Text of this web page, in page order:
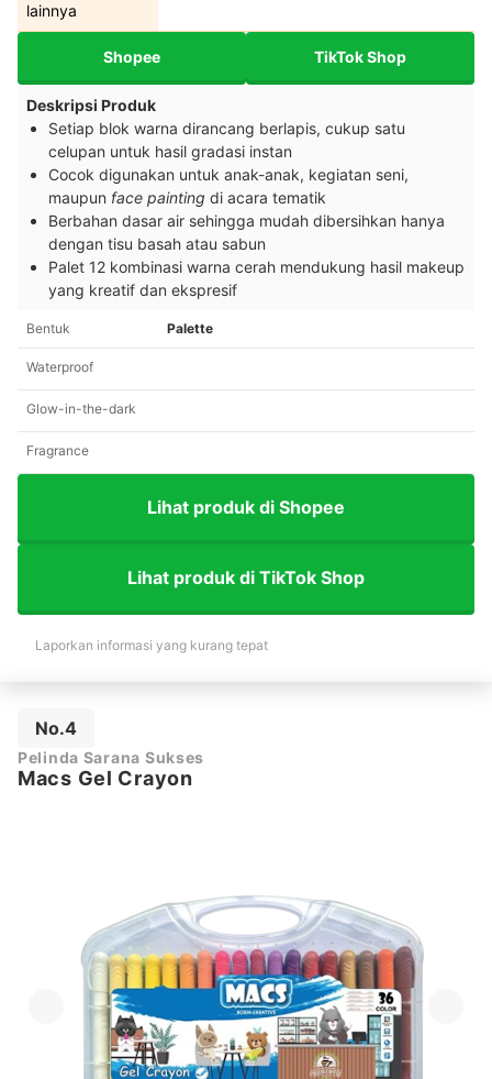
lainnya
Shopee TikTok Shop
Deskripsi Produk
Setiap blok warna dirancang berlapis, cukup satu
celupan untuk hasil gradasi instan
Cocok digunakan untuk anak-anak, kegiatan seni,
maupun face painting di acara tematik
Berbahan dasar air sehingga mudah dibersihkan hanya
dengan tisu basah atau sabun
Palet 12 kombinasi warna cerah mendukung hasil makeup
yang kreatif dan ekspresif
Bentuk Palette
Waterproof
Glow-in-the-dark
Fragrance
Lihat produk di Shopee
Lihat produk di TikTok Shop
Laporkan informasi yang kurang tepat
No.4
Pelinda Sarana Sukses
Macs Gel Crayon